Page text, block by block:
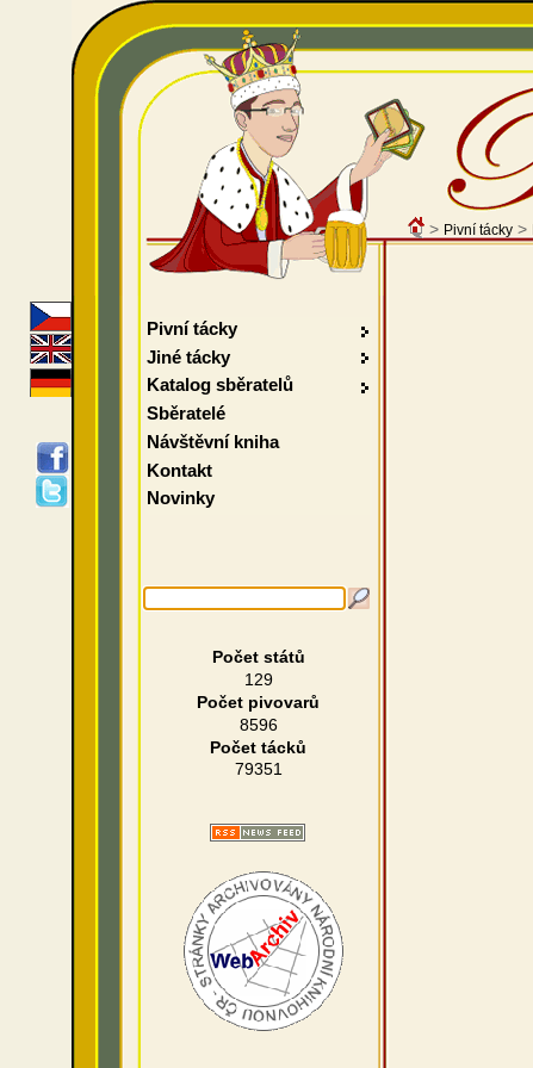
> Pivní tácky>
Pivní tácky
Jiné tácky
Katalog sběratelů
Sběratelé
Návštěvní kniha
Kontakt
Novinky
Počet států
129
Počet pivovarů
8596
Počet tácků
79351